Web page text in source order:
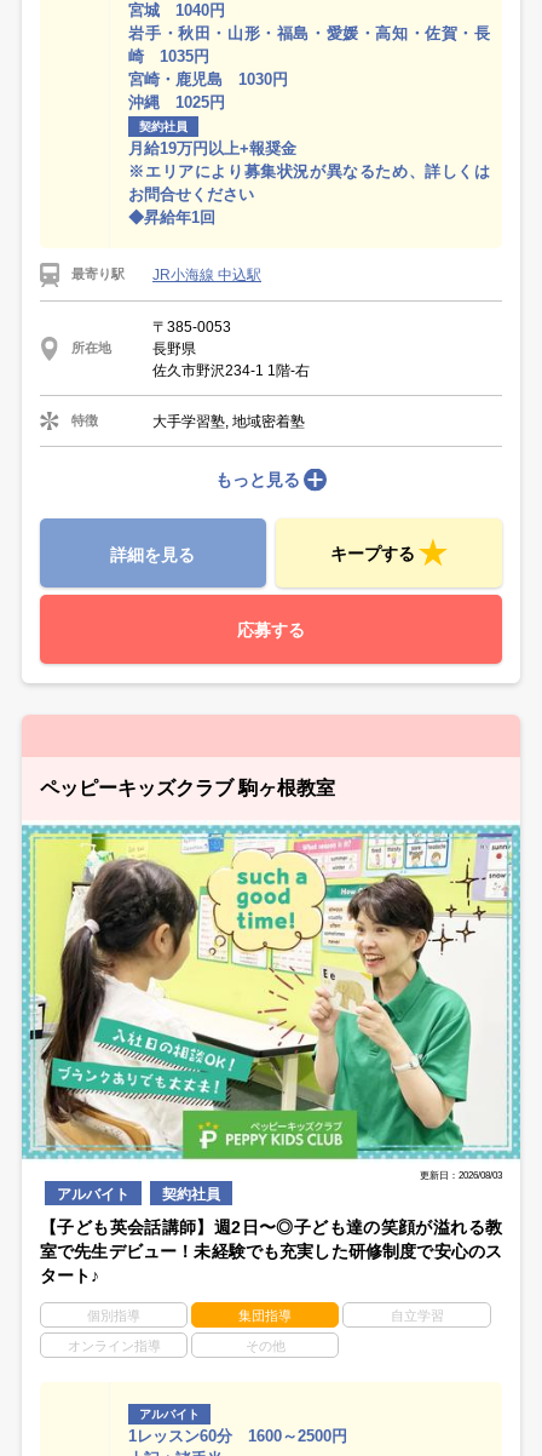
宮城 1040円
岩手・秋田・山形・福島・愛媛・高知・佐賀・長
崎 1035円
宮崎・鹿児島 1030円
沖縄 1025円
契約社員
月給19万円以上+報奨金
※エリアにより募集状況が異なるため、詳しくは
お問合せください
◆昇給年1回
最寄り駅 JR小海線 中込駅
所在地
〒385-0053
長野県
佐久市野沢234-1 1階-右
特徴 大手学習塾, 地域密着塾
もっと見る
詳細を見る キープする
応募する
ペッピーキッズクラブ 駒ヶ根教室
更新日：2026/08/03
アルバイト 契約社員
【子ども英会話講師】週2日〜◎子ども達の笑顔が溢れる教
室で先生デビュー！未経験でも充実した研修制度で安心のス
タート♪
個別指導 集団指導 自立学習
オンライン指導 その他
アルバイト
1レッスン60分 1600～2500円